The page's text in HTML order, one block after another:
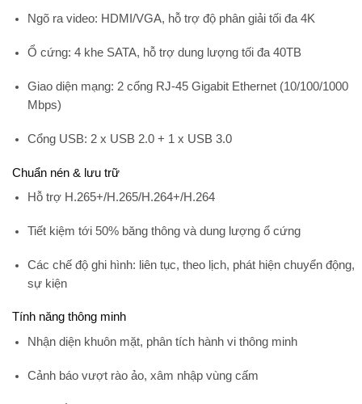
Ngõ ra video: HDMI/VGA, hỗ trợ độ phân giải tối đa 4K
Ổ cứng: 4 khe SATA, hỗ trợ dung lượng tối đa 40TB
Giao diện mạng: 2 cổng RJ-45 Gigabit Ethernet (10/100/1000
Mbps)
Cổng USB: 2 x USB 2.0 + 1 x USB 3.0
Chuẩn nén & lưu trữ
Hỗ trợ H.265+/H.265/H.264+/H.264
Tiết kiệm tới 50% băng thông và dung lượng ổ cứng
Các chế độ ghi hình: liên tục, theo lịch, phát hiện chuyển động,
sự kiện
Tính năng thông minh
Nhận diện khuôn mặt, phân tích hành vi thông minh
Cảnh báo vượt rào ảo, xâm nhập vùng cấm